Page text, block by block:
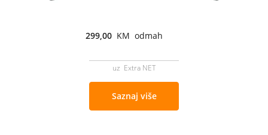
299,00 KM odmah
uz Extra NET
Saznaj više